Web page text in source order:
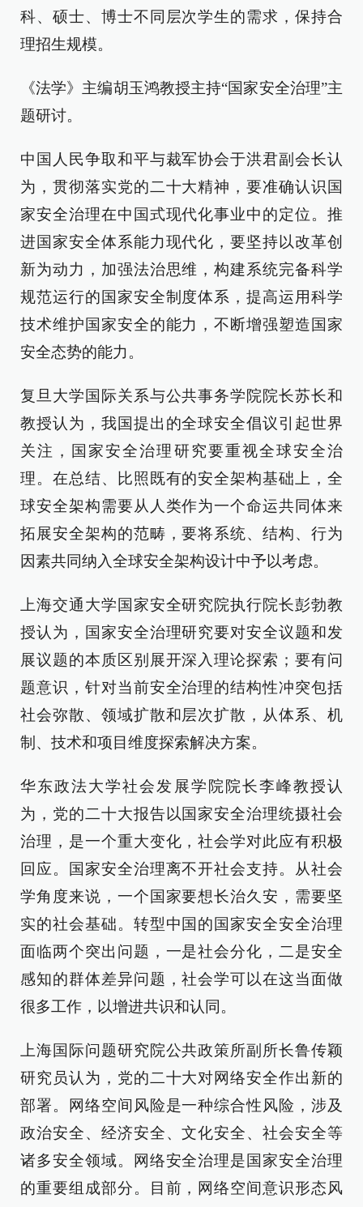
科、硕士、博士不同层次学生的需求，保持合
理招生规模。
《法学》主编胡玉鸿教授主持“国家安全治理”主
题研讨。
中国人民争取和平与裁军协会于洪君副会长认
为，贯彻落实党的二十大精神，要准确认识国
家安全治理在中国式现代化事业中的定位。推
进国家安全体系能力现代化，要坚持以改革创
新为动力，加强法治思维，构建系统完备科学
规范运行的国家安全制度体系，提高运用科学
技术维护国家安全的能力，不断增强塑造国家
安全态势的能力。
复旦大学国际关系与公共事务学院院长苏长和
教授认为，我国提出的全球安全倡议引起世界
关注，国家安全治理研究要重视全球安全治
理。在总结、比照既有的安全架构基础上，全
球安全架构需要从人类作为一个命运共同体来
拓展安全架构的范畴，要将系统、结构、行为
因素共同纳入全球安全架构设计中予以考虑。
上海交通大学国家安全研究院执行院长彭勃教
授认为，国家安全治理研究要对安全议题和发
展议题的本质区别展开深入理论探索；要有问
题意识，针对当前安全治理的结构性冲突包括
社会弥散、领域扩散和层次扩散，从体系、机
制、技术和项目维度探索解决方案。
华东政法大学社会发展学院院长李峰教授认
为，党的二十大报告以国家安全治理统摄社会
治理，是一个重大变化，社会学对此应有积极
回应。国家安全治理离不开社会支持。从社会
学角度来说，一个国家要想长治久安，需要坚
实的社会基础。转型中国的国家安全安全治理
面临两个突出问题，一是社会分化，二是安全
感知的群体差异问题，社会学可以在这当面做
很多工作，以增进共识和认同。
上海国际问题研究院公共政策所副所长鲁传颖
研究员认为，党的二十大对网络安全作出新的
部署。网络空间风险是一种综合性风险，涉及
政治安全、经济安全、文化安全、社会安全等
诸多安全领域。网络安全治理是国家安全治理
的重要组成部分。目前，网络空间意识形态风